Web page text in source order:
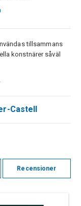
tillsammans
konstnärer såväl
Castell
Recensioner